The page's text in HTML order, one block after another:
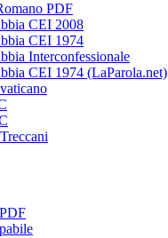
PDF
CEI 2008
CEI 1974
Interconfessionale
CEI 1974 (LaParola.net)